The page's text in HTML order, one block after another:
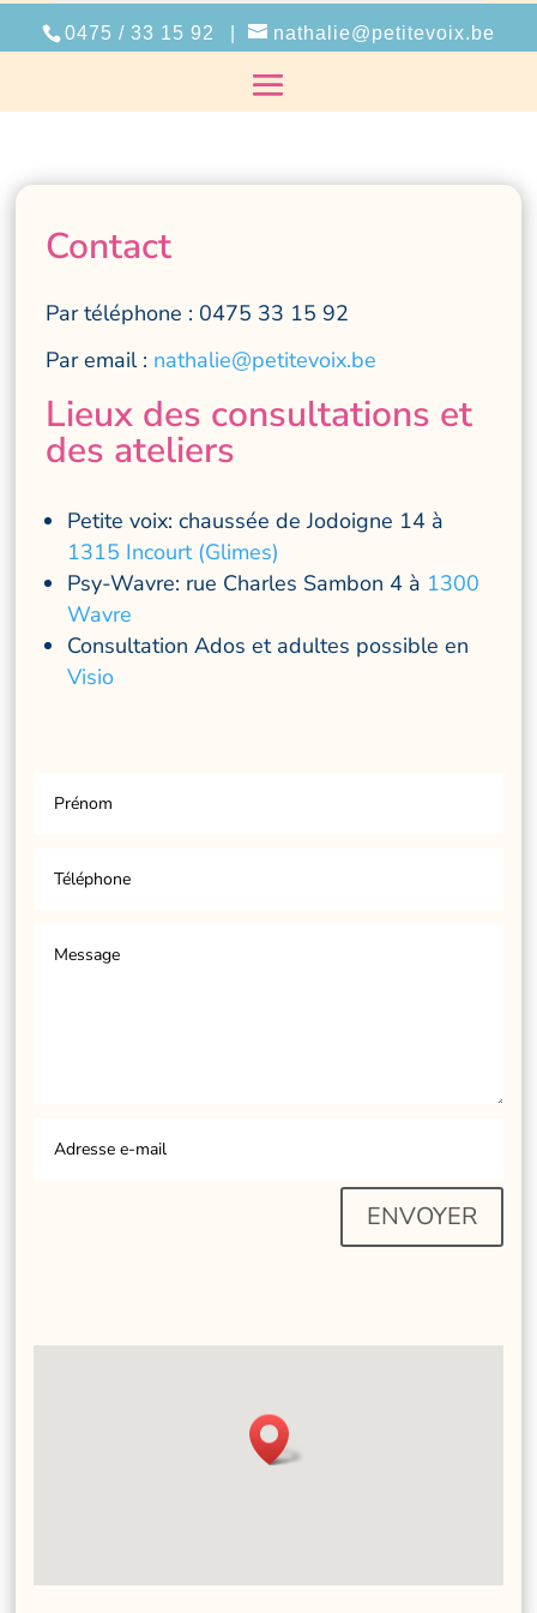
0475 / 33 15 92 nathalie@petitevoix.be
Contact
Par téléphone : 0475 33 15 92
Par email : nathalie@petitevoix.be
Lieux des consultations et
des ateliers
Petite voix: chaussée de Jodoigne 14 à
1315 Incourt (Glimes)
Psy-Wavre: rue Charles Sambon 4 à 1300
Wavre
Consultation Ados et adultes possible en
Visio
ENVOYER